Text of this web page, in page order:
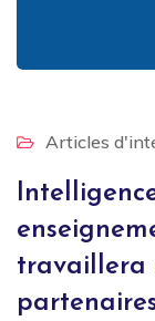
Articles
travaillera